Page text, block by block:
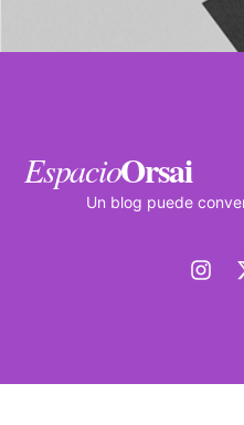
EspacioOrsai
Un blog puede